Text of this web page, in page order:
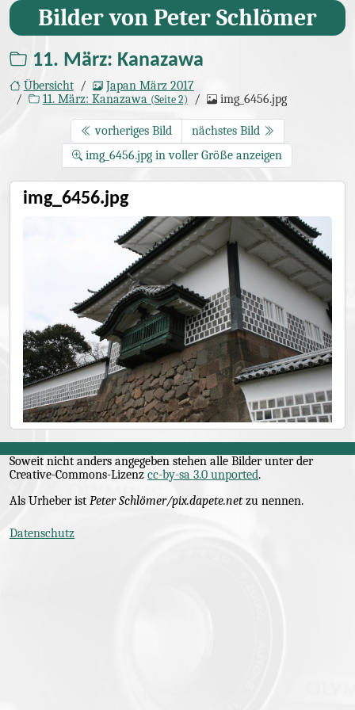
Bilder von Peter Schlömer
11. März: Kanazawa
Übersicht
Japan März 2017
11. März: Kanazawa (Seite 2) img_6456.jpg
vorheriges Bild
nächstes Bild
img_6456.jpg in voller Größe anzeigen
img_6456.jpg
Soweit nicht anders angegeben stehen alle Bilder unter der
Creative-Commons-Lizenz cc-by-sa 3.0 unported.
Als Urheber ist Peter Schlömer/pix.dapete.netzu nennen.
Datenschutz